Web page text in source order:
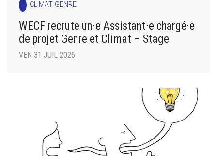
CLIMAT GENRE
WECF recrute un·e Assistant·e chargé·e
de projet Genre et Climat – Stage
VEN 31 JUIL 2026